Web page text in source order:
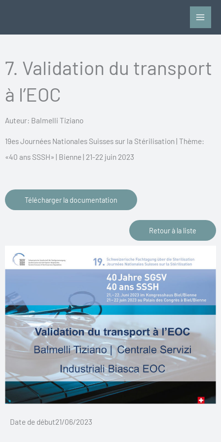
7. Validation du transport
à l’EOC
Auteur: Balmelli Tiziano
19es Journées Nationales Suisses sur la Stérilisation | Thème:
«40 ans SSSH» | Bienne | 21-22 juin 2023
Télécharger la documentation
Retour à la liste
Date de début21/06/2023